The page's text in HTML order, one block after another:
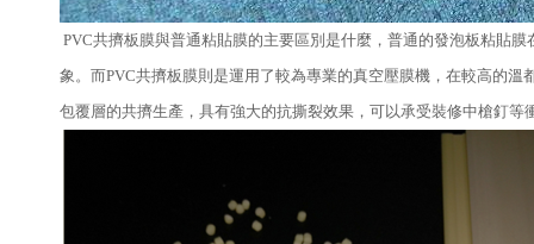
PVC共擠板膜與普通粘貼膜的主要區別是什麼，普通的發泡板粘貼
象。而PVC共擠板膜則是運用了較為專業的真空壓膜機，在較高的
包覆層的共擠生產，具有強大的抗撕裂效果，可以承受裝修中槍釘等